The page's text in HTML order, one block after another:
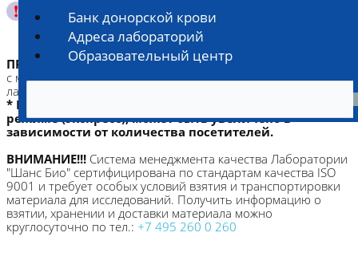
Банк донорской крови
Адреса лабораторий
Образовательный центр
смотри специальные условия на сайте
ПРИМЕЧАНИЕ:Время исполнения анализов отсчитывается
с момента поступления и регистрации материала в
лаборатории
* ВРЕМЯ ИСПОЛНЕНИЯ исследований в срочном
режиме (экспресс), может быть увеличено в
зависимости от количества посетителей.
ВНИМАНИЕ!!! Система менеджмента качества Лаборатории
"Шанс Био" сертифицирована по стандартам качества ISO
9001 и требует особых условий взятия и транспортировки
материала для исследований. Получить информацию о
взятии, хранении и доставки материала можно
круглосуточно по тел.: +7 495 260 0 260